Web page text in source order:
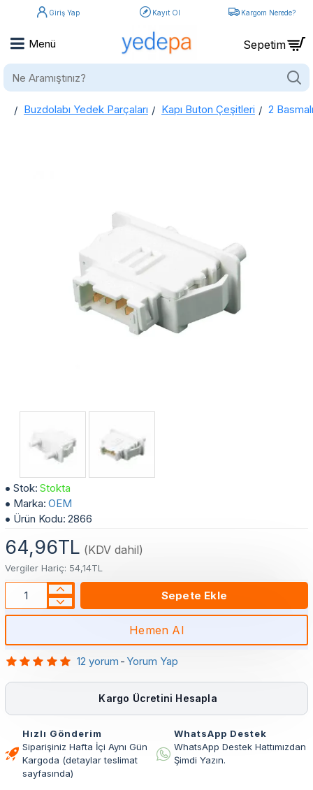
Giriş Yap Kayıt Ol Kargom Nerede?
Ne
home
Buzdolabı Yedek Parçaları Kapı Buton Çeşitleri 2
Stok: Stokta
Marka: OEM
Ürün Kodu: 2866
12 yorum - Yorum Yap
64,96TL (KDV dahil)
Vergiler Hariç: 54,14TL
Sepete Ekle
Hemen Al
Kargo Ücretini Hesapla
Hızlı Gönderim
Siparişiniz Hafta İçi Aynı Gün
Kargoda (detaylar teslimat
sayfasında)
WhatsApp Destek
WhatsApp Destek Hattımızdan
Şimdi Yazın.